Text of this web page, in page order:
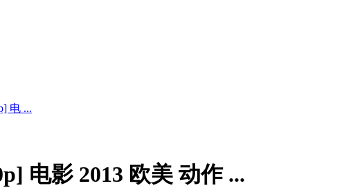
电 ...
电影 2013 欧美 动作 ...